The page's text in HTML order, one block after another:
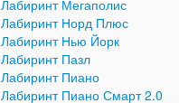
Лабиринт Мегаполис
Лабиринт Норд Плюс
Лабиринт Нью Йорк
Лабиринт Пазл
Лабиринт Пиано
Лабиринт Пиано Смарт 2.0